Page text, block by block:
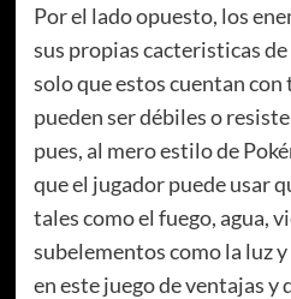
Por el lado opuesto, los
sus propias cacteristicas
solo que estos cuentan
pueden ser débiles o
pues, al mero estilo de
que el jugador puede usar
tales como el fuego, agua,
subelementos como la luz
en este juego de ventajas y